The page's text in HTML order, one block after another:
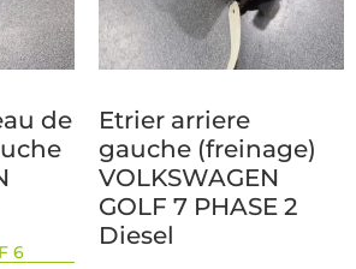
de
6
Etrier arriere
gauche (freinage)
VOLKSWAGEN
GOLF 7 PHASE 2
Diesel